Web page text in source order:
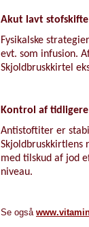
Akut lavt stofskifte
Fysikalske
evt. som infusion.
Skjoldbruskkirtel
Kontrol af
Antistoftiter er
Skjoldbruskkirtlens
med tilskud af jod
niveau.
Se også